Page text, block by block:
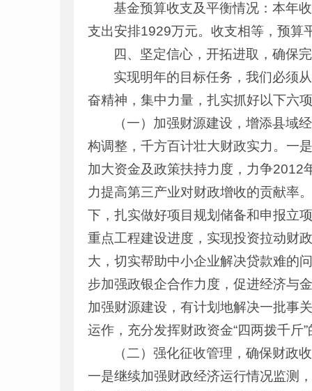
基金预算收支及平衡情况：本年
支出安排1929万元。收支相等，预算
四、坚定信心，开拓进取，确保
实现明年的目标任务，我们必须
奋精神，集中力量，扎实抓好以下六
（一）加强财源建设，增添县域
构调整，千方百计壮大财政实力。一
加大资金及政策扶持力度，力争2012
力提高第三产业对财政增收的贡献率
下，扎实做好项目规划储备和申报立
重点工程建设进度，实现投资拉动财
大，切实帮助中小企业解决贷款难的
步加强政银企合作力度，促进经济与
加强财源建设，有计划地解决一批事
运作，充分发挥财政资金“四两拨千斤
（二）强化征收管理，确保财政
一是继续加强财政经济运行情况监测